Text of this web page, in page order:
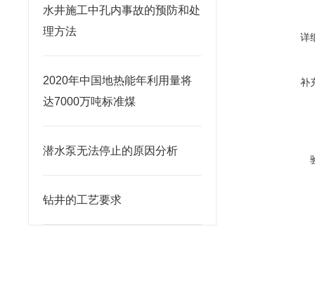
水井施工中孔内事故的预防和处
理方法
2020年中国地热能年利用量将
达7000万吨标准煤
潜水泵无法停止的原因分析
钻井的工艺要求
详
补